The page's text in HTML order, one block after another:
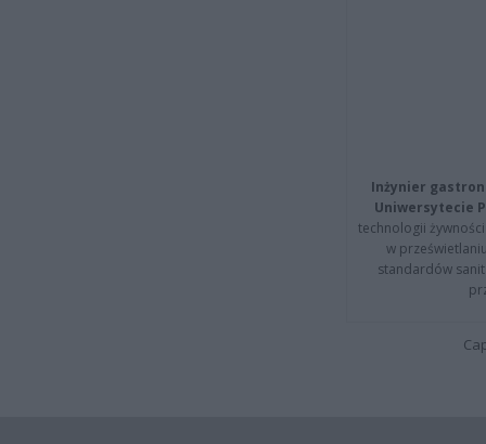
Inżynier
Uniwersytecie
technologii
w
standardów